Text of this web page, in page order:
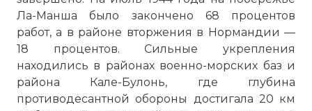
Ла-Манша было закончено 68 процентов
работ, а в районе вторжения в Нормандии —
18 процентов. Сильные укрепления
находились в районах военно-морских баз и
района Кале-Булонь, где глубина
противодесантной обороны достигала 20 км
Вернуться в статью:Высадка союзных войск
"Оверлорд")